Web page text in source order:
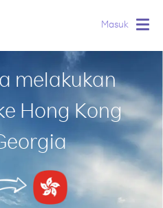
Masuk
melakukan
Hong Kong